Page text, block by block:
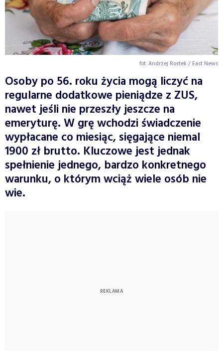
fot. Andrzej Rostek / East News
Osoby po 56. roku życia mogą liczyć na
regularne dodatkowe pieniądze z ZUS,
nawet jeśli nie przeszły jeszcze na
emeryturę. W grę wchodzi świadczenie
wypłacane co miesiąc, sięgające niemal
1900 zł brutto. Kluczowe jest jednak
spełnienie jednego, bardzo konkretnego
warunku, o którym wciąż wiele osób nie
wie.